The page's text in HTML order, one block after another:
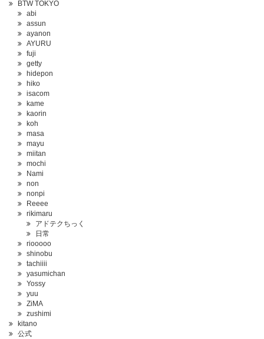
BTW TOKYO
abi
assun
ayanon
AYURU
fuji
getty
hidepon
hiko
isacom
kame
kaorin
koh
masa
mayu
miitan
mochi
Nami
non
nonpi
Reeee
rikimaru
アドテクちっく
日常
riooooo
shinobu
tachiiii
yasumichan
Yossy
yuu
ZiMA
zushimi
kitano
公式